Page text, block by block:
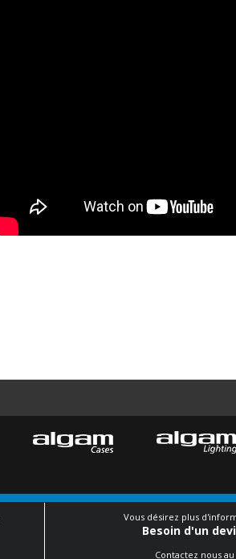
Vous désirez plus
Besoin d'un
Contactez nous au